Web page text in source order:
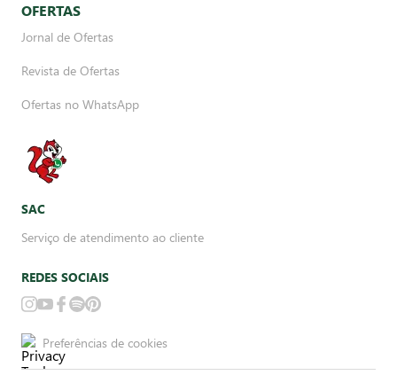
OFERTAS
Jornal de Ofertas
Revista de Ofertas
Ofertas no WhatsApp
SAC
Serviço de atendimento ao cliente
REDES SOCIAIS
Preferências de cookies